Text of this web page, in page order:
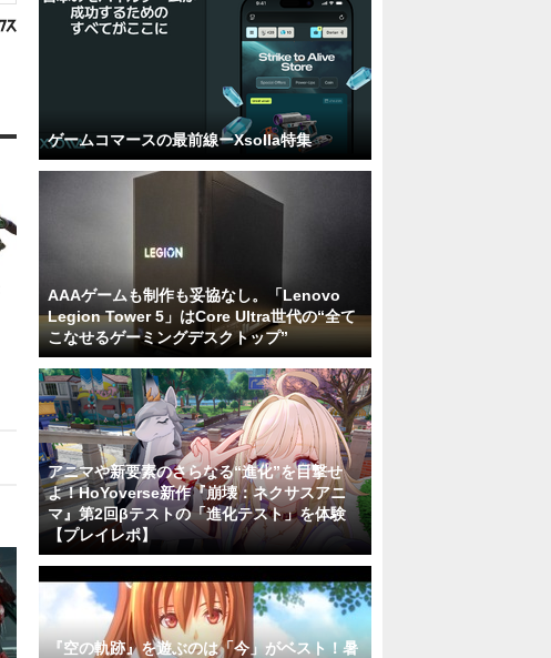
ゲームコマースの最前線ーXsolla特集
AAAゲームも制作も妥協なし。「Lenovo
Legion Tower 5」はCore Ultra世代の“全て
こなせるゲーミングデスクトップ”
アニマや新要素のさらなる“進化”を目撃せ
よ！HoYoverse新作『崩壊：ネクサスアニ
マ』第2回βテストの「進化テスト」を体験
【プレイレポ】
『空の軌跡』を遊ぶのは「今」がベスト！暑